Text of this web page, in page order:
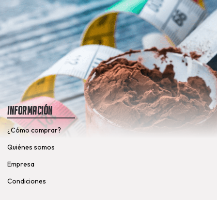
Información
¿Cómo comprar?
Quiénes somos
Empresa
Condiciones